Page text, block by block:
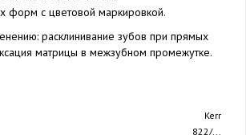
форм с цветовой маркировкой.
расклинивание зубов при прямых
матрицы в межзубном промежутке.
Kerr
822/...